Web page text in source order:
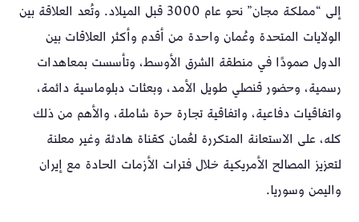
إلى “مملكة مجان” نحو عام 3000 قبل الميلاد. وتُعد العلاقة بين
الولايات المتحدة وعُمان واحدة من أقدم وأكثر العلاقات بين
الدول صمودًا في منطقة الشرق الأوسط، وتأسست بمعاهدات
رسمية، وحضور قنصلي طويل الأمد، وبعثات دبلوماسية دائمة،
واتفاقيات دفاعية، واتفاقية تجارة حرة شاملة، والأهم من ذلك
كله، على الاستعانة المتكررة لعُمان كقناة هادئة وغير معلنة
لتعزيز المصالح الأمريكية خلال فترات الأزمات الحادة مع إيران
واليمن وسوريا.